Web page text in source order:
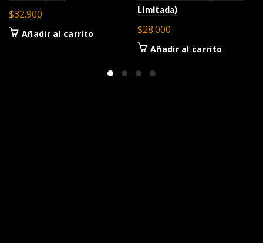
$32.900
Añadir al carrito
Limitada)
$28.000
Añadir al carrito